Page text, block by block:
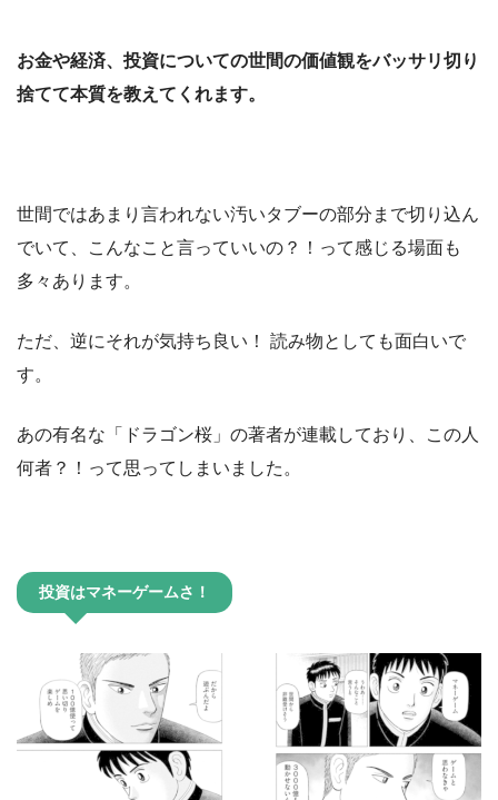
お金や経済、投資についての世間の価値観をバッサリ切り
捨てて本質を教えてくれます。
世間ではあまり言われない汚いタブーの部分まで切り込ん
でいて、こんなこと言っていいの？！って感じる場面も
多々あります。
ただ、逆にそれが気持ち良い！ 読み物としても面白いで
す。
あの有名な「ドラゴン桜」の著者が連載しており、この人
何者？！って思ってしまいました。
投資はマネーゲームさ！